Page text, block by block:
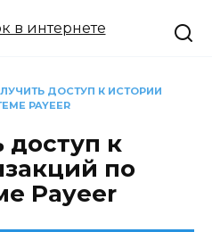
ДОСТУП К ИСТОРИИ
PAYEER
доступ к
по
Payeer